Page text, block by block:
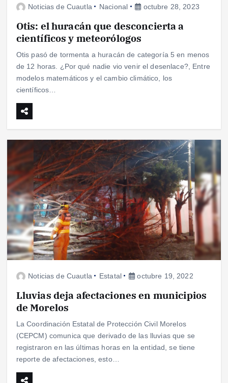
Noticias de Cuautla Nacional octubre 28, 2023
Otis: el huracán que desconcierta a
científicos y meteorólogos
Otis pasó de tormenta a huracán de categoría 5 en menos
de 12 horas. ¿Por qué nadie vio venir el desenlace?, Entre
modelos matemáticos y el cambio climático, los
científicos…
Noticias de Cuautla Estatal octubre 19, 2022
Lluvias deja afectaciones en municipios
de Morelos
La Coordinación Estatal de Protección Civil Morelos
(CEPCM) comunica que derivado de las lluvias que se
registraron en las últimas horas en la entidad, se tiene
reporte de afectaciones, esto…